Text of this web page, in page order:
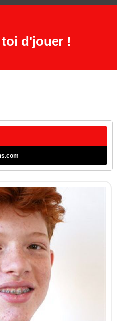
d'jouer !